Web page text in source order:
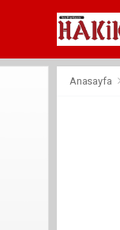
Anasayfa